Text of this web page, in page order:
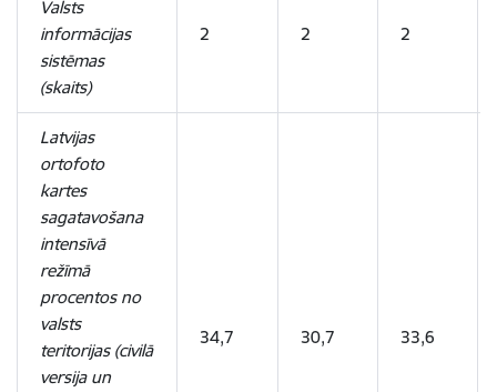
Valsts
informācijas
sistēmas
(skaits)
2 2 2
Latvijas
ortofoto
kartes
sagatavošana
intensīvā
režīmā
procentos no
valsts
teritorijas (civilā
versija un
34,7 30,7 33,6